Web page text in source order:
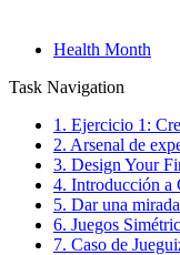
Health Month
Task Navigation
1. Ejercicio 1:
2. Arsenal de
3. Design Your
4. Introducción a
5. Dar una
6. Juegos
7. Caso de